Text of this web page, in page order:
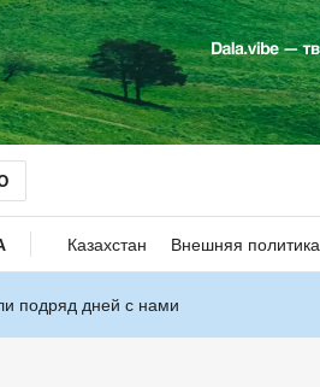
Казахстан Внешняя политика
подряд дней с нами